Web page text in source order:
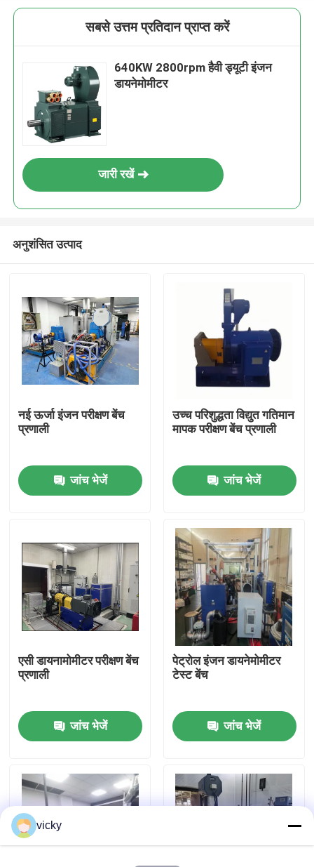
हमारे बारे में
फ़ैक्टरी टूर
हमसे संपर्क करें
समाचार
मामले
टॉर्क डायनेमोमीटर
सबसे उत्तम प्रतिदान प्राप्त करें
640KW 2800rpm हैवी ड्यूटी इंजन
डायनेमोमीटर
जारी रखें
अनुशंसित उत्पाद
नई ऊर्जा इंजन परीक्षण बेंच
प्रणाली
जांच भेजें
उच्च परिशुद्धता विद्युत गतिमान
मापक परीक्षण बेंच प्रणाली
जांच भेजें
एसी डायनामोमीटर परीक्षण बेंच
प्रणाली
जांच भेजें
पेट्रोल इंजन डायनेमोमीटर
टेस्ट बेंच
जांच भेजें
vicky